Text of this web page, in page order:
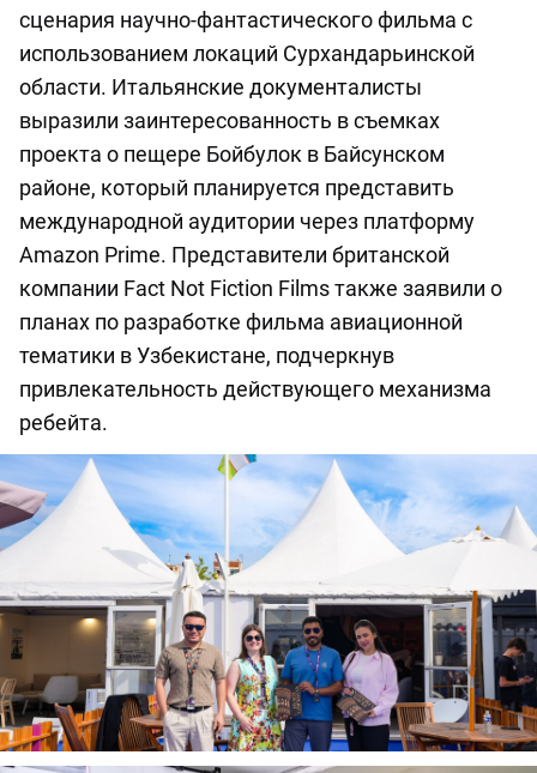
сценария научно-фантастического фильма с
использованием локаций Сурхандарьинской
области. Итальянские документалисты
выразили заинтересованность в съемках
проекта о пещере Бойбулок в Байсунском
районе, который планируется представить
международной аудитории через платформу
Amazon Prime. Представители британской
компании Fact Not Fiction Films также заявили о
планах по разработке фильма авиационной
тематики в Узбекистане, подчеркнув
привлекательность действующего механизма
ребейта.